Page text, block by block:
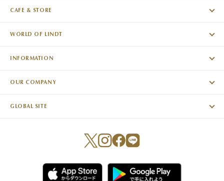
CAFE & STORE
WORLD OF LINDT
INFORMATION
OUR COMPANY
GLOBAL SITE